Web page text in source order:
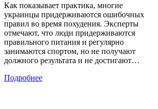
Как показывает практика, многие
украинцы придерживаются ошибочных
правил во время похудения. Эксперты
отмечают, что люди придерживаются
правильного питания и регулярно
занимаются спортом, но не получают
должного результата и не достигают…
Подробнее